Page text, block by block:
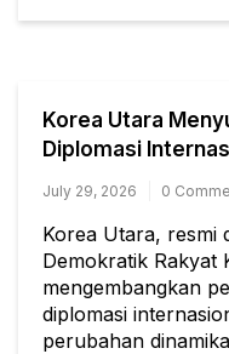
Korea Utara
Diplomasi
July 29, 2026 0
Korea Utara, resmi
Demokratik Rakyat
mengembangkan
diplomasi
perubahan